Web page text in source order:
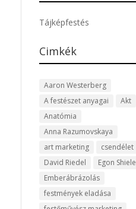
Tájképfestés
Cimkék
Aaron Westerberg
A festészet anyagai
Akt
Anatómia
Anna Razumovskaya
art marketing
csendélet
David Riedel
Egon Shiele
Emberábrázolás
festmények eladása